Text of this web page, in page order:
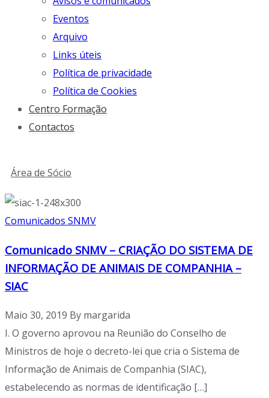
Eventos
Arquivo
Links úteis
Política de privacidade
Política de Cookies
Centro Formação
Contactos
Área de Sócio
Comunicados SNMV
Comunicado SNMV – CRIAÇÃO DO SISTEMA DE
INFORMAÇÃO DE ANIMAIS DE COMPANHIA –
SIAC
Maio 30, 2019 By margarida
I. O governo aprovou na Reunião do Conselho de
Ministros de hoje o decreto-lei que cria o Sistema de
Informação de Animais de Companhia (SIAC),
estabelecendo as normas de identificação […]